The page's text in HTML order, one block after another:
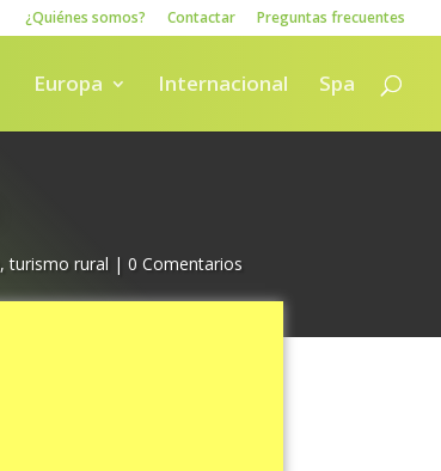
¿Quiénes somos? Contactar Preguntas frecuentes
Europa Internacional Spa
,turismo rural | 0 Comentarios